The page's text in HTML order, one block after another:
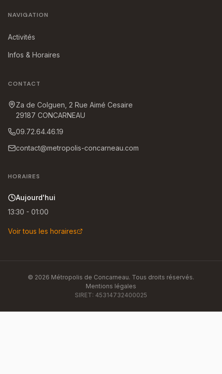
NAVIGATION
Activités
Infos & Horaires
CONTACT
Za de Colguen, 2 Rue Aimé Cesaire
29187 CONCARNEAU
09.72.64.46.19
contact@metropolis-concarneau.com
HORAIRES
Aujourd'hui
13:30 - 01:00
Voir tous les horaires
© 2026 Métropolis de Concarneau. Tous droits réservés.
Mentions légales
SIRET: 45314732400025